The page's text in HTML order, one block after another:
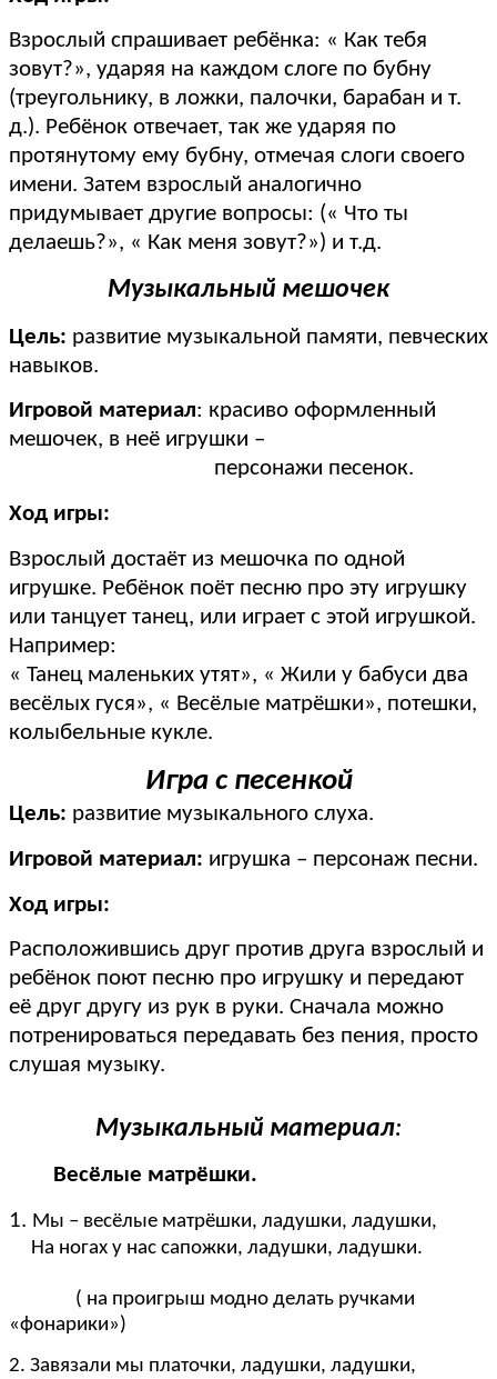
Взрослый спрашивает ребёнка: « Как тебя
зовут?», ударяя на каждом слоге по бубну
(треугольнику, в ложки, палочки, барабан и т.
д.). Ребёнок отвечает, так же ударяя по
протянутому ему бубну, отмечая слоги своего
имени. Затем взрослый аналогично
придумывает другие вопросы: (« Что ты
делаешь?», « Как меня зовут?») и т.д.
Музыкальный мешочек
Цель: развитие музыкальной памяти, певческих
навыков.
Игровой материал: красиво оформленный
мешочек, в неё игрушки –
персонажи песенок.
Ход игры:
Взрослый достаёт из мешочка по одной
игрушке. Ребёнок поёт песню про эту игрушку
или танцует танец, или играет с этой игрушкой.
Например:
« Танец маленьких утят», « Жили у бабуси два
весёлых гуся», « Весёлые матрёшки», потешки,
колыбельные кукле.
Игра с песенкой
Цель: развитие музыкального слуха.
Игровой материал: игрушка – персонаж песни.
Ход игры:
Расположившись друг против друга взрослый и
ребёнок поют песню про игрушку и передают
её друг другу из рук в руки. Сначала можно
потренироваться передавать без пения, просто
слушая музыку.
Музыкальный материал:
Весёлые матрёшки.
1. Мы – весёлые матрёшки, ладушки, ладушки,
На ногах у нас сапожки, ладушки, ладушки.
( на проигрыш модно делать ручками
«фонарики»)
2. Завязали мы платочки, ладушки, ладушки,